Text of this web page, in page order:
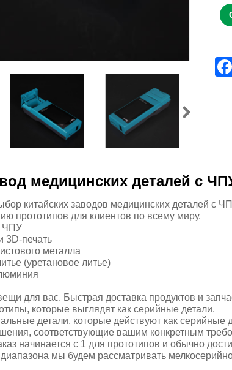
медицинских деталей с
китайских заводов медицинских деталей с
прототипов для клиентов по всему миру.
ЧПУ
3D-печать
металла
(уретановое литье)
для вас. Быстрая доставка продуктов и
которые выглядят как серийные детали.
детали, которые действуют как серийные
соответствующие вашим конкретным
начинается с 1 для прототипов и обычно
мы будем рассматривать